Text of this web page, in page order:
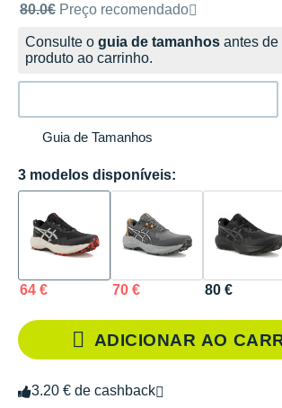
Preço de venda recomendado pela marca
80.0€ Preço recomendado
Consulte o guia de tamanhos antes
produto ao carrinho.
Guia de Tamanhos
3 modelos disponíveis:
64 € 70 € 80 €
ADICIONAR AO
3.20 € de cashback